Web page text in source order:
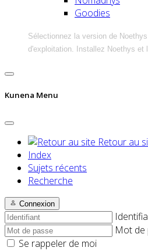
Goodies
Sélectionnez la version de
d'exploitation. Installez Noethys
Kunena Menu
Retour au
Index
Sujets récents
Recherche
Connexion
Mot de
Se rappeler de moi